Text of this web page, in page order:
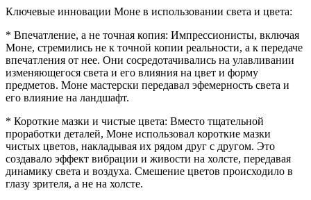
Ключевые инновации Моне в использовании света и цвета:
* Впечатление, а не точная копия: Импрессионисты, включая
Моне, стремились не к точной копии реальности, а к передаче
впечатления от нее. Они сосредотачивались на улавливании
изменяющегося света и его влияния на цвет и форму
предметов. Моне мастерски передавал эфемерность света и
его влияние на ландшафт.
* Короткие мазки и чистые цвета: Вместо тщательной
проработки деталей, Моне использовал короткие мазки
чистых цветов, накладывая их рядом друг с другом. Это
создавало эффект вибрации и живости на холсте, передавая
динамику света и воздуха. Смешение цветов происходило в
глазу зрителя, а не на холсте.